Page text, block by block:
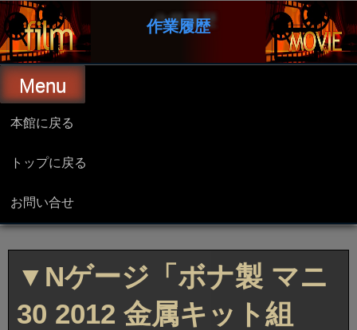
コ
ン
テ
ン
ツ
へ
キ
作業履歴
Menu
本館に戻る
トップに戻る
お問い合せ
▼Nゲージ「ボナ製 マニ
30 2012 金属キット組